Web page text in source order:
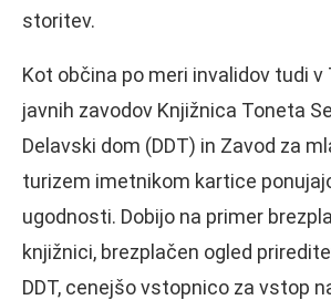
storitev.
Kot občina po meri invalidov tudi v
javnih zavodov Knjižnica Toneta
Delavski dom (DDT) in Zavod za
turizem imetnikom kartice
ugodnosti. Dobijo na primer
knjižnici, brezplačen ogled
DDT, cenejšo vstopnico za vstop